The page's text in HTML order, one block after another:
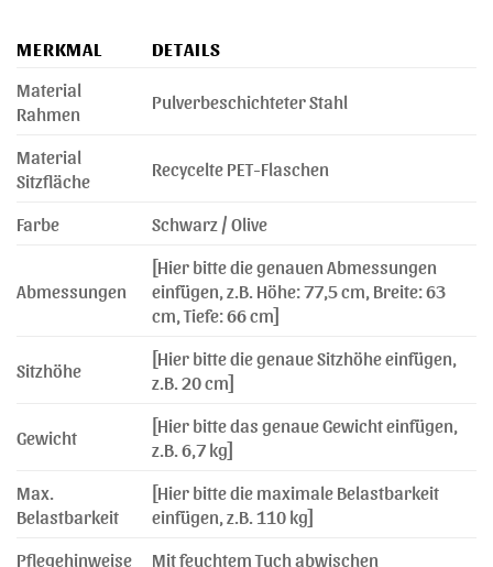
MERKMAL
DETAILS
Material
Rahmen
Pulverbeschichteter Stahl
Material
Sitzfläche
Recycelte PET-Flaschen
Farbe Schwarz / Olive
Abmessungen
[Hier bitte die genauen Abmessungen
einfügen, z.B. Höhe: 77,5 cm, Breite: 63
cm, Tiefe: 66 cm]
Sitzhöhe
[Hier bitte die genaue Sitzhöhe einfügen,
z.B. 20 cm]
Gewicht
[Hier bitte das genaue Gewicht einfügen,
z.B. 6,7 kg]
Max.
Belastbarkeit
[Hier bitte die maximale Belastbarkeit
einfügen, z.B. 110 kg]
Pflegehinweise
Mit feuchtem Tuch abwischen